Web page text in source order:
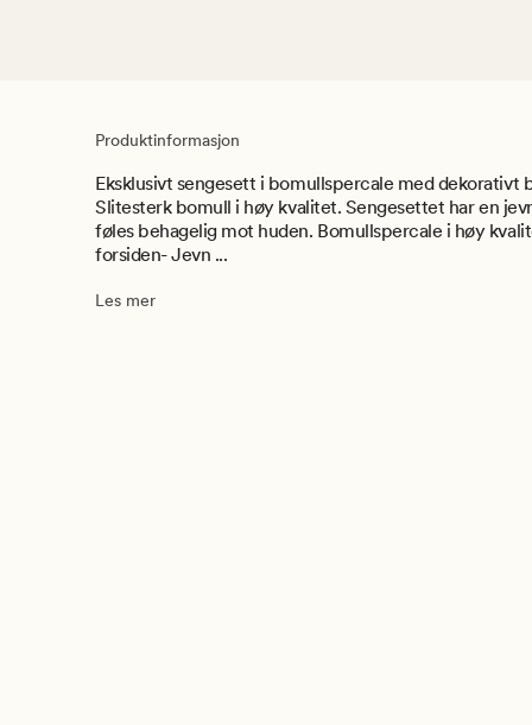
Produktinformasjon
Eksklusivt sengesett i bomullspercale med dekorativt
Slitesterk bomull i høy kvalitet. Sengesettet har en
føles behagelig mot huden. Bomullspercale i høy
forsiden- Jevn ...
Les mer